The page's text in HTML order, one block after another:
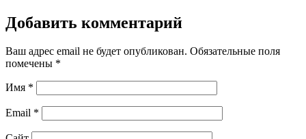
Добавить комментарий
Ваш адрес email не будет опубликован. Обязательные поля
помечены *
Имя *
Email *